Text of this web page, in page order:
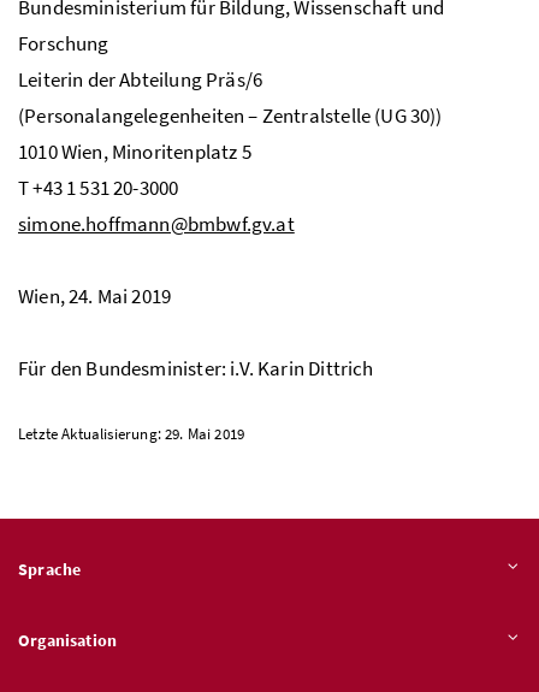
Bundesministerium für Bildung, Wissenschaft und
Forschung
Leiterin der Abteilung Präs/6
(Personalangelegenheiten – Zentralstelle (UG 30))
1010 Wien, Minoritenplatz 5
T +43 1 531 20-3000
simone.hoffmann@bmbwf.gv.at
Wien, 24. Mai 2019
Für den Bundesminister: i.V. Karin Dittrich
Letzte Aktualisierung: 29. Mai 2019
Sprache
Organisation